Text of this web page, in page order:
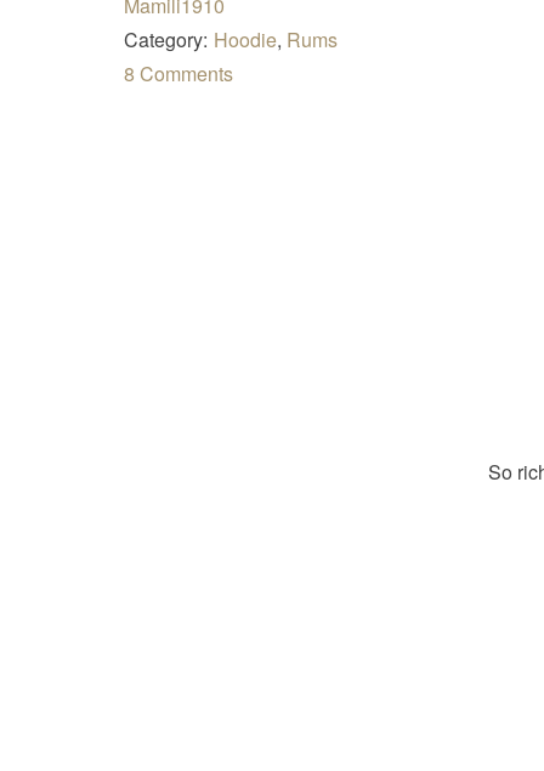
Category: Hoodie, Rums
8 Comments
So